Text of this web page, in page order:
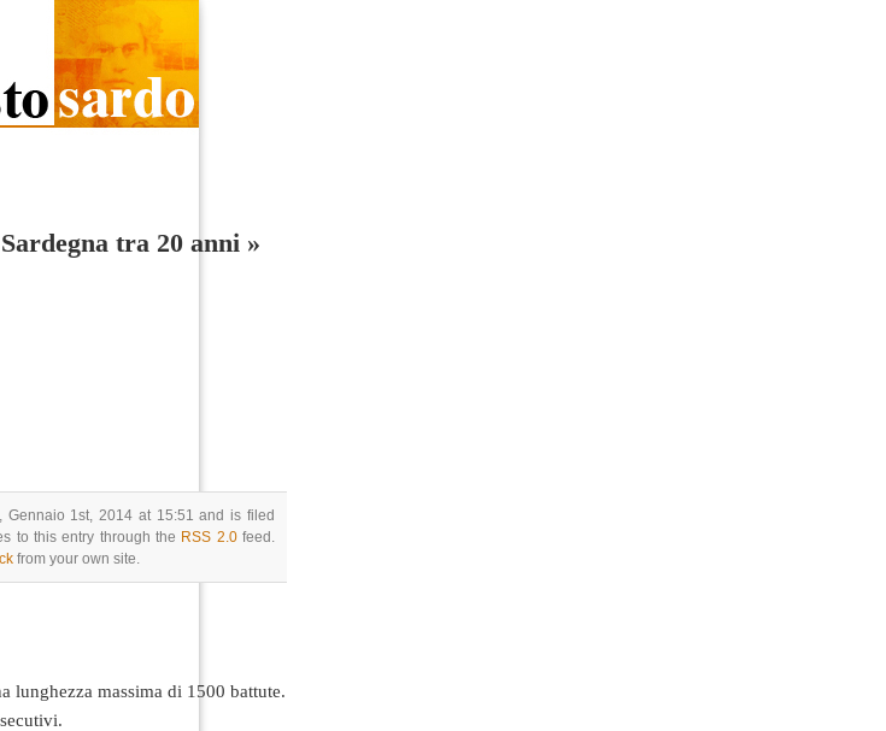
tra 20 anni »
Gennaio 1st, 2014 at 15:51 and is filed
to this entry through the RSS 2.0feed.
from your own site.
lunghezza massima di 1500 battute.